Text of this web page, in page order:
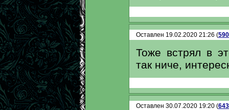
Оставлен 19.02.2020 21:26 (
Тоже встрял в
так ниче,
Оставлен 30.07.2020 19:20 (